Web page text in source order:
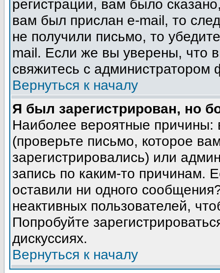
регистрации, вам было
вам был прислан e-mail, то
не получили письмо, то
mail. Если же вы уверены, что
свяжитесь с администратором
Вернуться к началу
Я был зарегистрирован, но
Наиболее вероятные
(проверьте письмо, которое
зарегистрировались) или
запись по каким-то причинам.
оставили ни одного
неактивных пользователей,
Попробуйте
дискуссиях.
Вернуться к началу